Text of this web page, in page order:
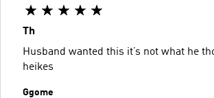
Th
Husband wanted this it’s not what he
heikes
Ggome